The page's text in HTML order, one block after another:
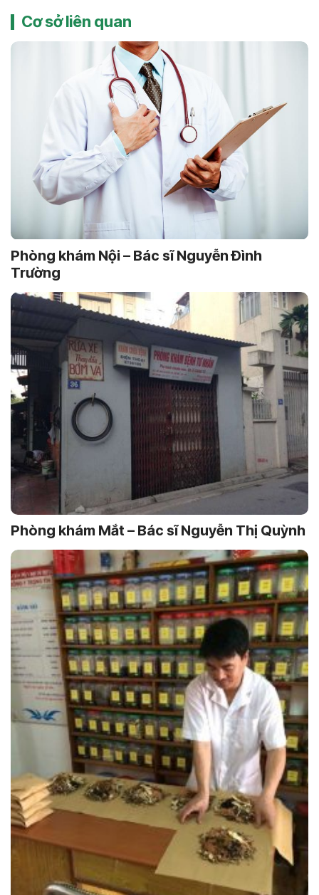
Cơ sở liên quan
Phòng khám Nội – Bác sĩ Nguyễn Ðình
Trường
Phòng khám Mắt – Bác sĩ Nguyễn Thị Quỳnh